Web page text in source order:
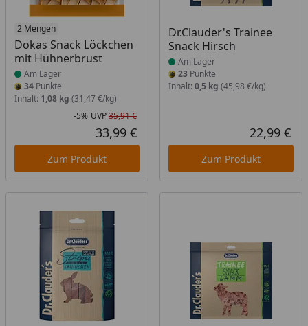
2 Mengen
Dokas Snack Löckchen
mit Hühnerbrust
Produkt am Lager
Am Lager
34 Punkte
Inhalt: 1,08 kg (31,47 €/kg)
Rabatt in Prozent
-5%
Ursprünglicher Preis
UVP35,91 €
Aktueller Preis
33,99 €
Zum Produkt
Dr.Clauder's Trainee
Snack Hirsch
Produkt am Lager
Am Lager
23Punkte
Inhalt: 0,5 kg (45,98 €/kg)
22,99 €
Zum Produkt